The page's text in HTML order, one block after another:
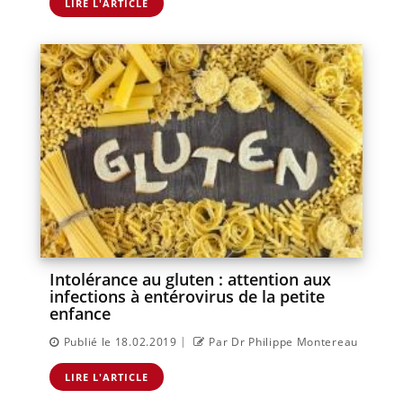
LIRE L'ARTICLE
Intolérance au gluten : attention aux
infections à entérovirus de la petite
enfance
Publié le 18.02.2019 | Par Dr Philippe Montereau
LIRE L'ARTICLE